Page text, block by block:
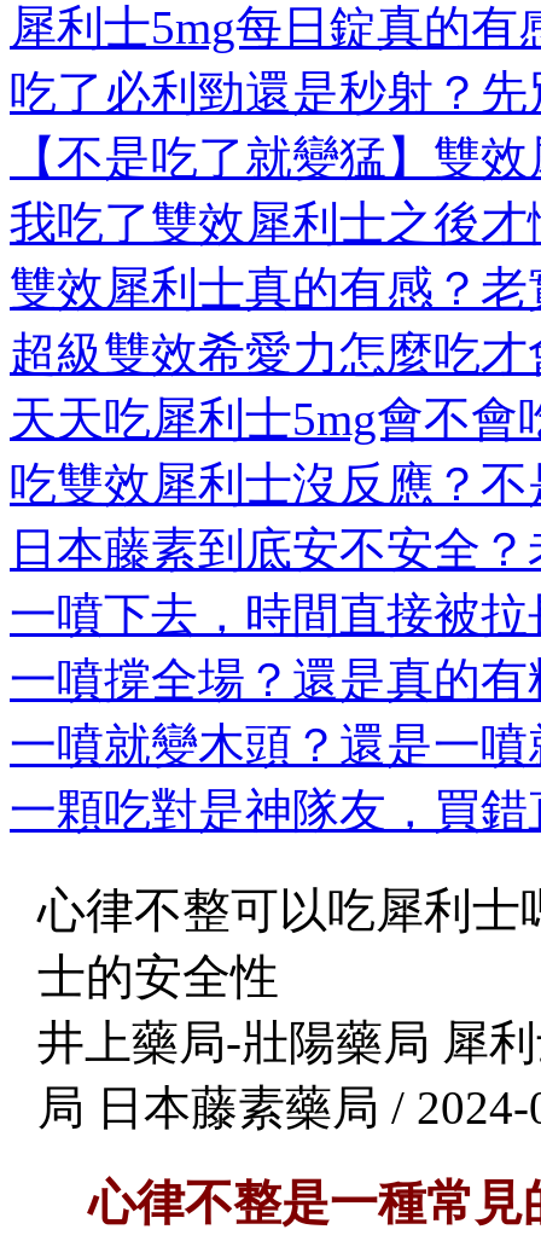
犀利士5mg每日錠真的有
吃了必利勁還是秒射？
【不是吃了就變猛】雙
我吃了雙效犀利士之後
雙效犀利士真的有感？
超級雙效希愛力怎麼吃
天天吃犀利士5mg會不會
吃雙效犀利士沒反應？
日本藤素到底安不安全
一噴下去，時間直接被
一噴撐全場？還是真的
一噴就變木頭？還是一
一顆吃對是神隊友，買
心律不整可以吃犀利
士的安全性
井上藥局-壯陽藥局 犀
局 日本藤素藥局 / 2024-
心律不整是一種常